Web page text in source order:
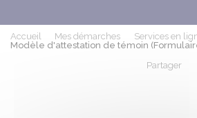
Accueil Mes démarches
Services en
Modèle d'attestation de témoin
Partager